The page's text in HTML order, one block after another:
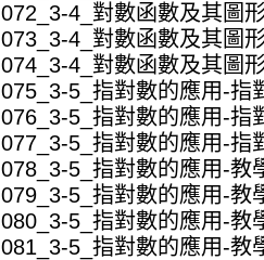
072_3-4_對數函數及其圖
073_3-4_對數函數及其圖
074_3-4_對數函數及其圖
075_3-5_指對數的應用-指
076_3-5_指對數的應用-指
077_3-5_指對數的應用-指
078_3-5_指對數的應用-教
079_3-5_指對數的應用-教
080_3-5_指對數的應用-教
081_3-5_指對數的應用-教